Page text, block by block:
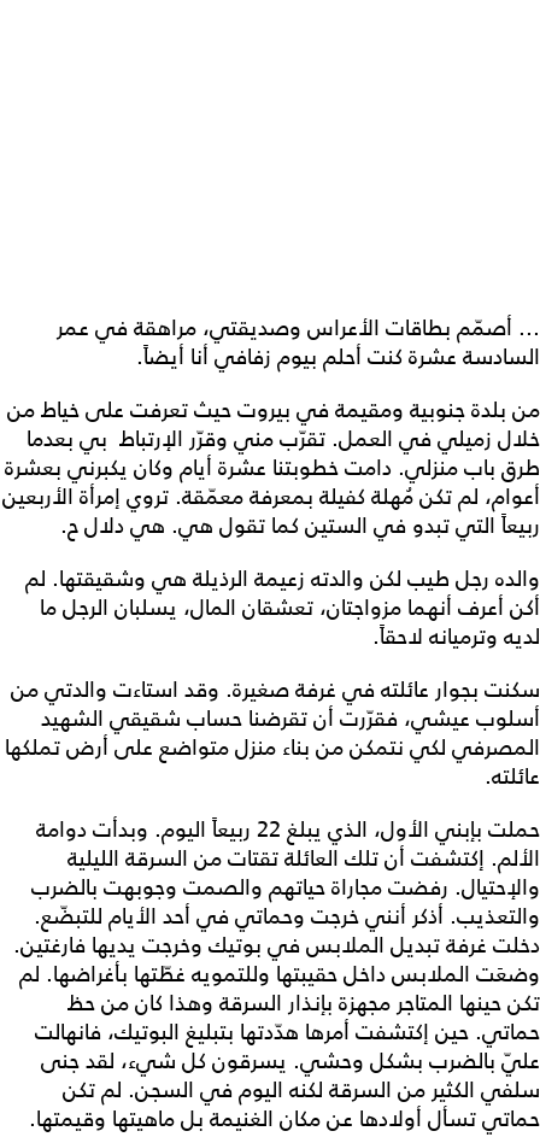
... أصمّم بطاقات الأعراس وصديقتي، مراهقة في عمر
السادسة عشرة كنت أحلم بيوم زفافي أنا أيضاً.
من بلدة جنوبية ومقيمة في بيروت حيث تعرفت على خياط من
خلال زميلي في العمل. تقرّب مني وقرّر الإرتباط بي بعدما
طرق باب منزلي. دامت خطوبتنا عشرة أيام وكان يكبرني بعشرة
أعوام، لم تكن مُهلة كفيلة بمعرفة معمّقة. تروي إمرأة الأربعين
ربيعاً التي تبدو في الستين كما تقول هي. هي دلال ح.
والده رجل طيب لكن والدته زعيمة الرذيلة هي وشقيقتها. لم
أكن أعرف أنهما مزواجتان، تعشقان المال، يسلبان الرجل ما
لديه وترميانه لاحقاً.
سكنت بجوار عائلته في غرفة صغيرة. وقد استاءت والدتي من
أسلوب عيشي، فقرّرت أن تقرضنا حساب شقيقي الشهيد
المصرفي لكي نتمكن من بناء منزل متواضع على أرض تملكها
عائلته.
حملت بإبني الأول، الذي يبلغ 22 ربيعاً اليوم. وبدأت دوامة
الألم. إكتشفت أن تلك العائلة تقتات من السرقة الليلية
والإحتيال. رفضت مجاراة حياتهم والصمت وجوبهت بالضرب
والتعذيب. أذكر أنني خرجت وحماتي في أحد الأيام للتبضّع.
دخلت غرفة تبديل الملابس في بوتيك وخرجت يديها فارغتين.
وضعَت الملابس داخل حقيبتها وللتمويه غطّتها بأغراضها. لم
تكن حينها المتاجر مجهزة بإنذار السرقة وهذا كان من حظ
حماتي. حين إكتشفت أمرها هدّدتها بتبليغ البوتيك، فانهالت
عليّ بالضرب بشكل وحشي. يسرقون كل شيء، لقد جنى
سلفي الكثير من السرقة لكنه اليوم في السجن. لم تكن
حماتي تسأل أولادها عن مكان الغنيمة بل ماهيتها وقيمتها.